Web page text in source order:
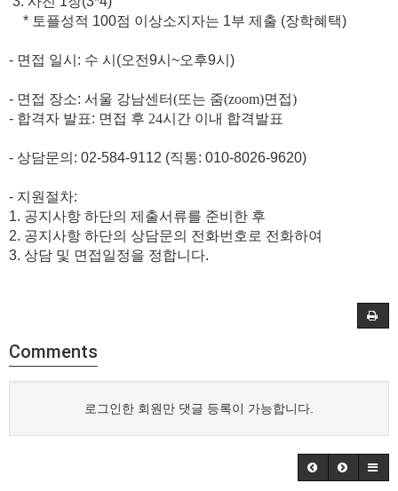
* 토플성적 100점 이상소지자는 1부 제출 (장학혜택)
- 면접 일시 : 수 시 (오전9시 ~오후9시 )
- 면접 장소: 서울 강남센터(또는 줌(zoom)면접)
- 합격자 발표: 면접 후 24시간 이내 합격발표
- 상담문의 : 02-584-9112 (직통: 010-8026-9620)
- 지원절차:
1. 공지사항 하단의 제출서류를 준비한 후
2. 공지사항 하단의 상담문의 전화번호로 전화하여
3. 상담 및 면접일정을 정합니다.
Comments
로그인한 회원만 댓글 등록이 가능합니다.